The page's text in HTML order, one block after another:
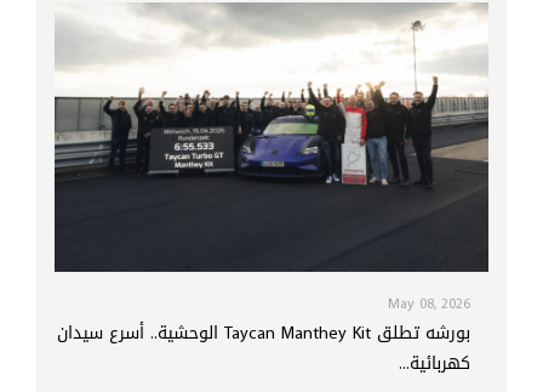
May 08, 2026
بورشه تطلق Taycan Manthey Kit الوحشية.. أسرع سيدان
كهربائية...